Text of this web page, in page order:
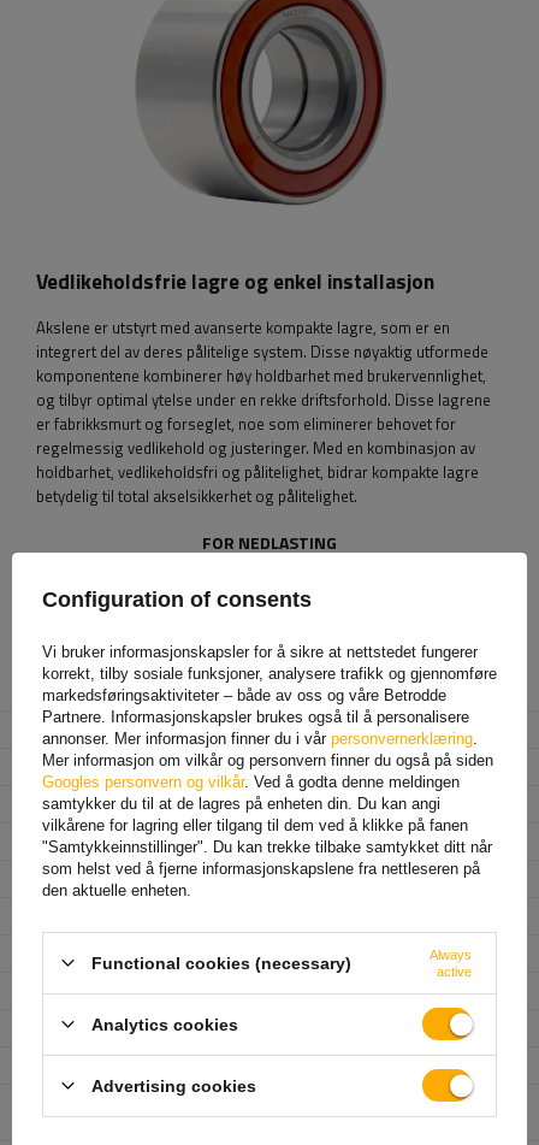
Vedlikeholdsfrie lagre og enkel installasjon
Akslene er utstyrt med avanserte kompakte lagre, som er en
integrert del av deres pålitelige system. Disse nøyaktig utformede
komponentene kombinerer høy holdbarhet med brukervennlighet,
og tilbyr optimal ytelse under en rekke driftsforhold. Disse lagrene
er fabrikksmurt og forseglet, noe som eliminerer behovet for
regelmessig vedlikehold og justeringer. Med en kombinasjon av
holdbarhet, vedlikeholdsfri og pålitelighet, bidrar kompakte lagre
betydelig til total akselsikkerhet og pålitelighet.
FOR NEDLASTING
Produsent
KNOTT
Produktkode
UT000190
Type aksel
ubremset
Totalvekt på enkeltaksel
750 kg
Monteringsavstand
1400 mm
Nav-nav avstand
1700 mm
Senterhullets diameter
min. 57 mm
Inntrengningsdybde (ET)
0 - 45 mm
Akselprofil
firkantet 60 mm
styrearm
Configuration of consents
Vi bruker informasjonskapsler for å sikre at nettstedet fungerer
korrekt, tilby sosiale funksjoner, analysere trafikk og gjennomføre
markedsføringsaktiviteter – både av oss og våre Betrodde
Partnere. Informasjonskapsler brukes også til å personalisere
annonser. Mer informasjon finner du i vår personvernerklæring
Mer informasjon om vilkår og personvern finner du også på siden
Googles personvern og vilkår. Ved å godta denne meldingen
samtykker du til at de lagres på enheten din. Du kan angi
vilkårene for lagring eller tilgang til dem ved å klikke på fanen
"Samtykkeinnstillinger". Du kan trekke tilbake samtykket ditt når
som helst ved å fjerne informasjonskapslene fra nettleseren på
den aktuelle enheten.
Functional cookies (necessary)
Always
active
Analytics cookies
Advertising cookies